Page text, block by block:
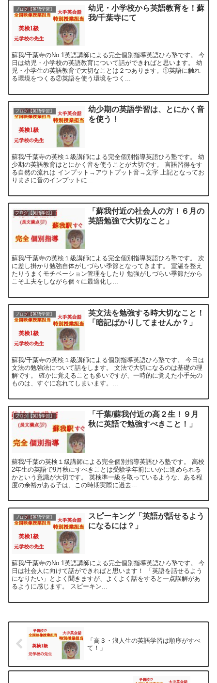
ブログ【英語学習】
幼児・小学校から英語教育を！蘇
我/千葉寺にて
蘇我/千葉寺のNo.1英語講師による完全個別指導英語ひろ塾です。 今
日は幼児・小学校の英語教育について話ができればと思います。 幼
児・小学生の英語教育で大切なことは２つあります。①英語に触れ
る環境をつくる②英語を使う環境をつく...
ブログ【英語学習】
幼少期の英語学習は、とにかく音
を使う！
蘇我/千葉寺の英検１級講師による完全個別指導英語ひろ塾です。 幼
少期の英語教育はとにかく音を使うことが大切です。 言語習得をす
る自然の流れは インプット→アウトプット音→文字 上記となってお
りまさに音のインプットに...
ブログ【英語学習】
「蘇我付近の社会人の方！６月の
英語勉強で大切なこと」
蘇我/千葉寺の英検１級講師による完全個別指導英語ひろ塾です。 次
に差し掛かり勉強自体がしづらい季節となってきます。 室温を整え
たりうまくモチベーション管理をしたり 勉強がしづらい季節だから
こそ工夫をしながら個々に最適化し...
ブログ【英語学習】
英文法を勉強する時大切なこと！
「暗記ばかりしてませんか？」
蘇我/千葉寺の英検１級講師による個別指導英語ひろ塾です。 今日は
文法の勉強法について話をします。 文法で大切になるのは基礎の理
解です。 確かに覚えることも多いですが、一時的に覚えた小手先の
ものは、すぐに忘れてしまいます。...
ブログ【英語学習】
「千葉/蘇我付近の高２生！９月
秋に英語で勉強すべきこと！」
蘇我/千葉の英検１級講師による完全個別指導英語ひろ塾です。 高校
2年生の英語で9月秋にすべきことは受験学年前にいかに進められる
かという意識が大切です。 英検準一級を取っているような、ある程
度の余裕がある子は、この時期実際に過去...
ブログ【英語学習】
スピーキング「英語が話せるよう
になるには？」
蘇我/千葉寺のNo.1英語講師による完全個別指導英語ひろ塾です。 今
日は社会人に向けて話ができればと思います！ 「英語を話せるよう
になりたい」とよく聞きますが、よくよく話をすると一点誤解があ
るように感じます。 スピーキン...
「高３・浪人生の英語学習は順序がすべ
て！」